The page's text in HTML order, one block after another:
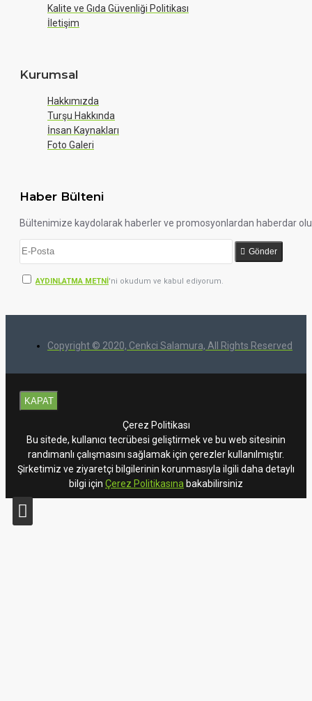
Kalite ve Gıda Güvenliği Politikası
İletişim
Kurumsal
Hakkımızda
Turşu Hakkında
İnsan Kaynakları
Foto Galeri
Haber Bülteni
Bültenimize kaydolarak haberler ve promosyonlardan haberdar
Gönder
AYDINLATMA METNİ'ni okudum ve kabul ediyorum.
Copyright © 2020, Cenkci Salamura, All Rights Reserved
KAPAT
Çerez Politikası
Bu sitede, kullanıcı tecrübesi geliştirmek ve bu web sitesinin
randımanlı çalışmasını sağlamak için çerezler kullanılmıştır.
Şirketimiz ve ziyaretçi bilgilerinin korunmasıyla ilgili daha detaylı
bilgi için Çerez Politikasına bakabilirsiniz